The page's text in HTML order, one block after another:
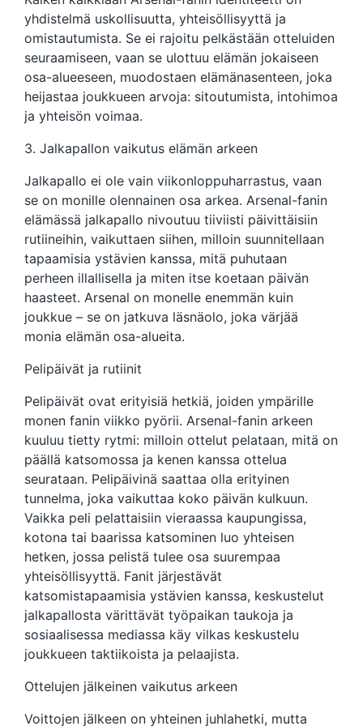
yhdistelmä uskollisuutta, yhteisöllisyyttä ja
omistautumista. Se ei rajoitu pelkästään otteluiden
seuraamiseen, vaan se ulottuu elämän jokaiseen
osa-alueeseen, muodostaen elämänasenteen, joka
heijastaa joukkueen arvoja: sitoutumista, intohimoa
ja yhteisön voimaa.
3. Jalkapallon vaikutus elämän arkeen
Jalkapallo ei ole vain viikonloppuharrastus, vaan
se on monille olennainen osa arkea. Arsenal-fanin
elämässä jalkapallo nivoutuu tiiviisti päivittäisiin
rutiineihin, vaikuttaen siihen, milloin suunnitellaan
tapaamisia ystävien kanssa, mitä puhutaan
perheen illallisella ja miten itse koetaan päivän
haasteet. Arsenal on monelle enemmän kuin
joukkue – se on jatkuva läsnäolo, joka värjää
monia elämän osa-alueita.
Pelipäivät ja rutiinit
Pelipäivät ovat erityisiä hetkiä, joiden ympärille
monen fanin viikko pyörii. Arsenal-fanin arkeen
kuuluu tietty rytmi: milloin ottelut pelataan, mitä on
päällä katsomossa ja kenen kanssa ottelua
seurataan. Pelipäivinä saattaa olla erityinen
tunnelma, joka vaikuttaa koko päivän kulkuun.
Vaikka peli pelattaisiin vieraassa kaupungissa,
kotona tai baarissa katsominen luo yhteisen
hetken, jossa pelistä tulee osa suurempaa
yhteisöllisyyttä. Fanit järjestävät
katsomistapaamisia ystävien kanssa, keskustelut
jalkapallosta värittävät työpaikan taukoja ja
sosiaalisessa mediassa käy vilkas keskustelu
joukkueen taktiikoista ja pelaajista.
Ottelujen jälkeinen vaikutus arkeen
Voittojen jälkeen on yhteinen juhlahetki, mutta